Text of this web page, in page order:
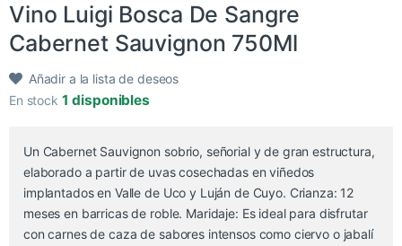
Vino Luigi Bosca De Sangre
Cabernet Sauvignon 750Ml
Añadir a la lista de deseos
En stock 1 disponibles
Un Cabernet Sauvignon sobrio, señorial y de gran estructura,
elaborado a partir de uvas cosechadas en viñedos
implantados en Valle de Uco y Luján de Cuyo. Crianza: 12
meses en barricas de roble. Maridaje: Es ideal para disfrutar
con carnes de caza de sabores intensos como ciervo o jabalí